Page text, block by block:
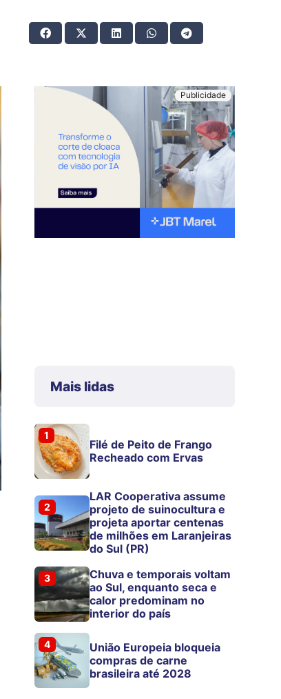
Mais lidas
1
Filé de Peito de Frango
Recheado com Ervas
2
LAR Cooperativa assume
projeto de suinocultura e
projeta aportar centenas
de milhões em Laranjeiras
do Sul (PR)
3
Chuva e temporais voltam
ao Sul, enquanto seca e
calor predominam no
interior do país
4
União Europeia bloqueia
compras de carne
brasileira até 2028